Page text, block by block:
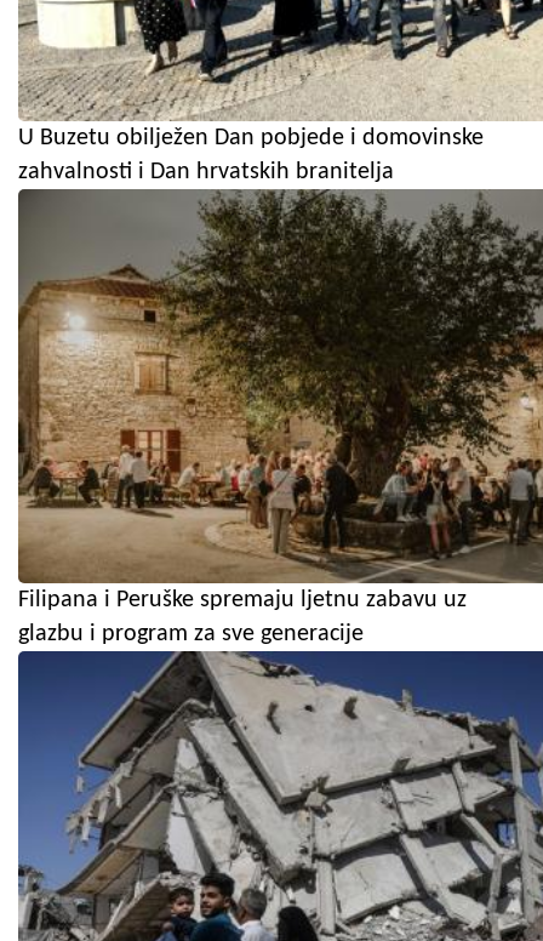
U Buzetu obilježen Dan pobjede i domovinske
zahvalnosti i Dan hrvatskih branitelja
Filipana i Peruške spremaju ljetnu zabavu uz
glazbu i program za sve generacije